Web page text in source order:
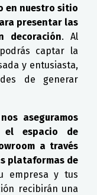
en nuestro sitio
presentar las
decoración. Al
captar la
y entusiasta,
de generar
nos aseguramos
el espacio de
a través
plataformas de
empresa y tus
recibirán una